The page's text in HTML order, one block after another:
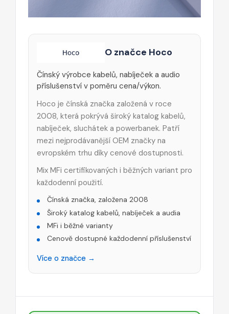
O značce Hoco
Čínský výrobce kabelů, nabíječek a audio
příslušenství v poměru cena/výkon.
Hoco je čínská značka založená v roce
2008, která pokrývá široký katalog kabelů,
nabíječek, sluchátek a powerbanek. Patří
mezi nejprodávanější OEM značky na
evropském trhu díky cenové dostupnosti.
Mix MFi certifikovaných i běžných variant pro
každodenní použití.
Čínská značka, založena 2008
Široký katalog kabelů, nabíječek a audia
MFi i běžné varianty
Cenově dostupné každodenní příslušenství
Více o značce →